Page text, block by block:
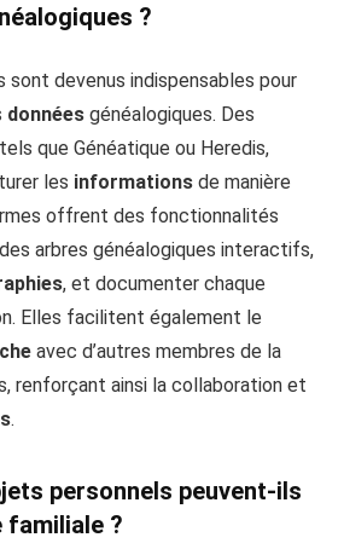
?
sont devenus indispensables pour
données généalogiques. Des
que Généatique ou Heredis,
les informations de manière
offrent des fonctionnalités
arbres généalogiques interactifs,
, et documenter chaque
Elles facilitent également le
avec d’autres membres de la
renforçant ainsi la collaboration et
.
personnels peuvent-ils
familiale ?